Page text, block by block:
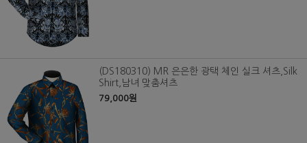
(DS180310) MR 은은한 광택 체인 실크 셔츠,Silk
Shirt,남녀 맞춤셔츠
79,000원